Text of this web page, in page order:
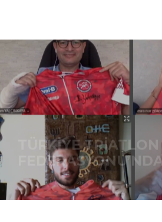
TÜRKIYE TRIATLON
BIKEPEDIA · HABERLER 7 TEMMUZ
3 DAKIKADA OKU · 0